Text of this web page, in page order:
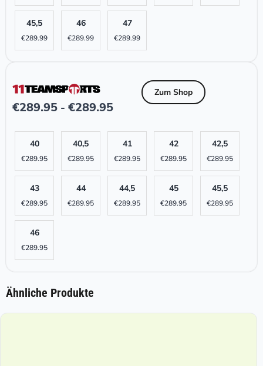
45,5
€289.99
46
€289.99
47
€289.99
€289.95 - €289.95
Zum Shop
40
€289.95
40,5
€289.95
41
€289.95
42
€289.95
42,5
€289.95
43
€289.95
44
€289.95
44,5
€289.95
45
€289.95
45,5
€289.95
46
€289.95
Ähnliche Produkte